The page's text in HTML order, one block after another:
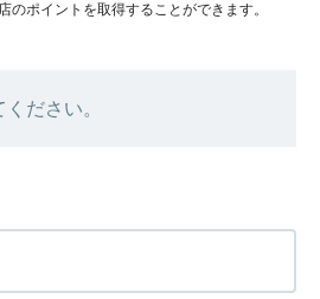
のポイントを取得することができます。
ださい。